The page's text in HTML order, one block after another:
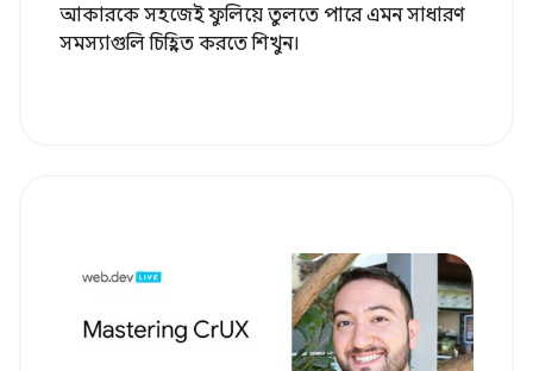
আকারকে সহজেই ফুলিয়ে তুলতে পারে এমন সাধারণ
সমস্যাগুলি চিহ্নিত করতে শিখুন।